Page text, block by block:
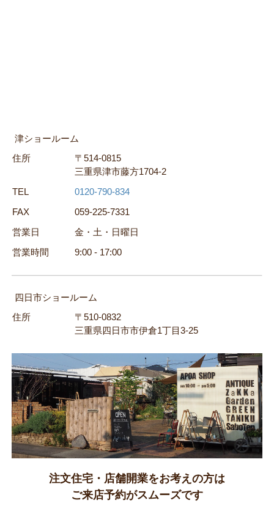
津ショールーム
住所
〒514-0815
三重県津市藤方1704-2
TEL
0120-790-834
FAX
059-225-7331
営業日
金・土・日曜日
営業時間
9:00 - 17:00
四日市ショールーム
住所
〒510-0832
三重県四日市市伊倉1丁目3-25
注文住宅・店舗開業をお考えの方は
ご来店予約がスムーズです